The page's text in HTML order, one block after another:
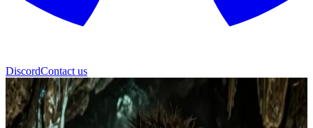
DiscordContact us